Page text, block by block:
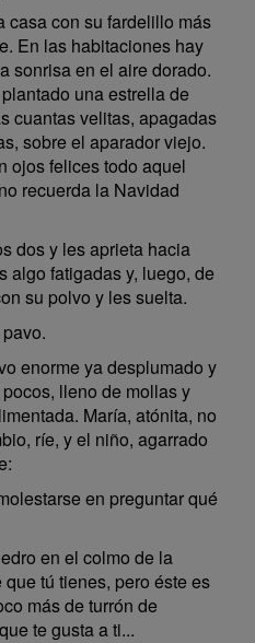
casa con su fardelillo más
En las habitaciones hay
sonrisa en el aire dorado.
una estrella de
cuantas velitas, apagadas
sobre el aparador viejo.
ojos felices todo aquel
recuerda la Navidad
dos y les aprieta hacia
algo fatigadas y, luego, de
su polvo y les suelta.
enorme ya desplumado y
lleno de mollas y
María, atónita, no
ríe, y el niño, agarrado
en preguntar qué
en el colmo de la
tú tienes, pero éste es
más de turrón de
te gusta a ti...